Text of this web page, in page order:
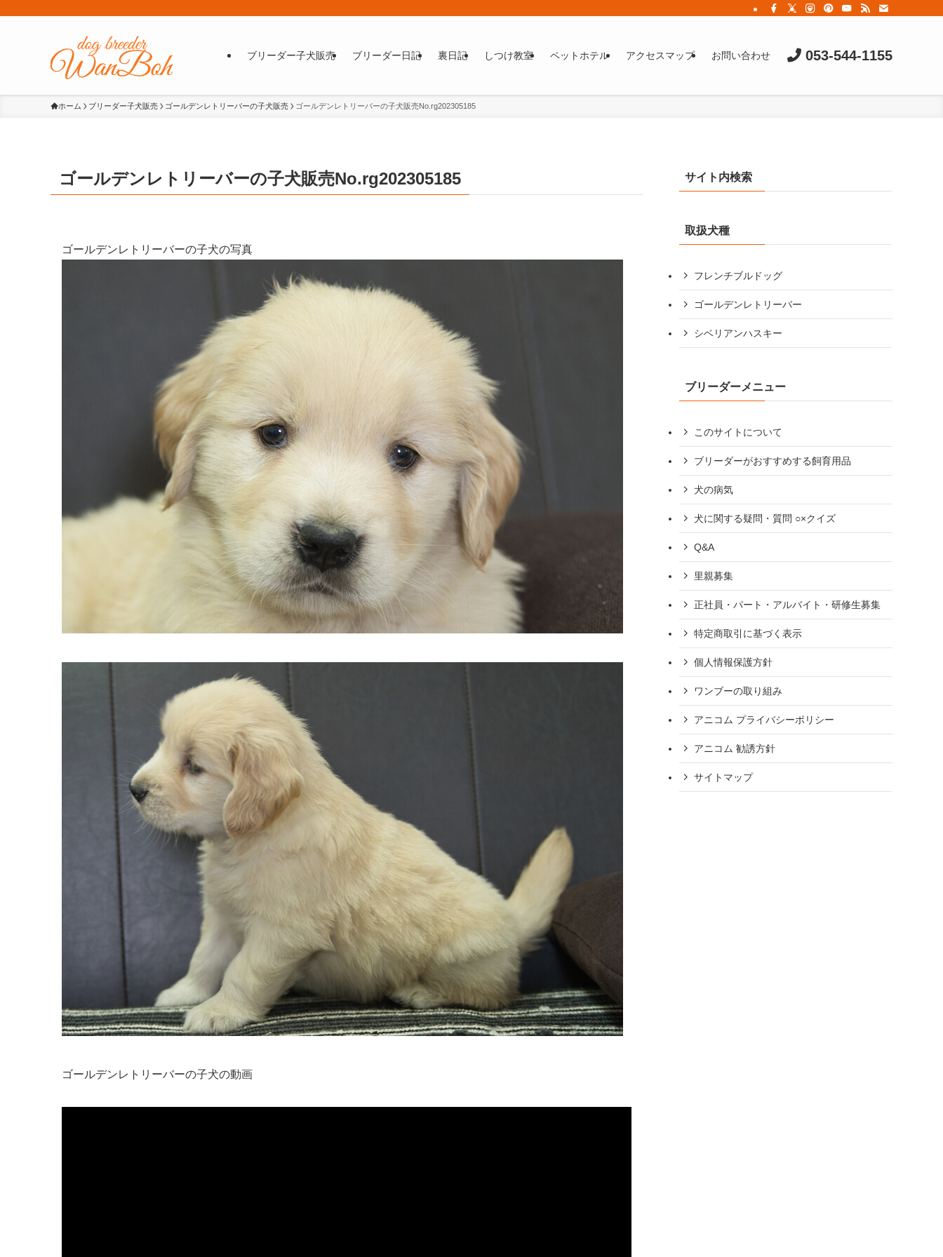
ブリーダー子犬販売 ブリーダー日記 裏日記 しつけ教室 ペットホテル アクセスマップ お問い合わせ 053-544-1155
ホーム ブリーダー子犬販売 ゴールデンレトリーバーの子犬販売 ゴールデンレトリーバーの子犬販売No.rg202305185
ゴールデンレトリーバーの子犬販売No.rg202305185
ゴールデンレトリーバーの子犬の写真
ゴールデンレトリーバーの子犬の動画
サイト内検索
取扱犬種
フレンチブルドッグ
ゴールデンレトリーバー
シベリアンハスキー
ブリーダーメニュー
このサイトについて
ブリーダーがおすすめする飼育用品
犬の病気
犬に関する疑問・質問 ○×クイズ
Q&A
里親募集
正社員・パート・アルバイト・研修生募集
特定商取引に基づく表示
個人情報保護方針
ワンブーの取り組み
アニコム プライバシーポリシー
アニコム 勧誘方針
サイトマップ